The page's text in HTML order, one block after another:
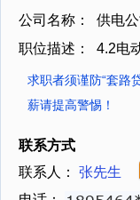
公司名称：
供电公
职位描述：
4.2电
求职者须谨防“套路
薪请提高警惕！
联系方式
联系人： 张先生